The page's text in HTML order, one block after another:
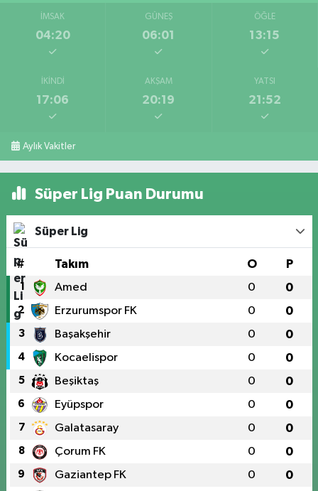
İMSAK
04:20
GÜNEŞ
06:01
ÖĞLE
13:15
İKINDI
17:06
AKŞAM
20:19
YATSI
21:52
Aylık Vakitler
Süper Lig Puan Durumu
Süper Lig
# Takım O P
1 Amed 0 0
2 Erzurumspor FK 0 0
3 Başakşehir 0 0
4 Kocaelispor 0 0
5 Beşiktaş 0 0
6 Eyüpspor 0 0
7 Galatasaray 0 0
8 Çorum FK 0 0
9 Gaziantep FK 0 0